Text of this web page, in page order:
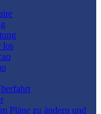
los
Pläne zu ändern und